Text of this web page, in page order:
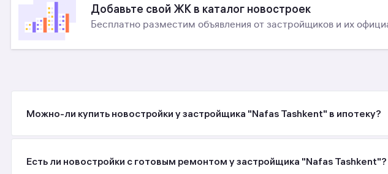
Добавьте свой ЖК в каталог новостроек
Бесплатно разместим объявления от застройщиков и их
Можно-ли купить новостройки у застройщика "Nafas Tashkent" в ипотеку?
Есть ли новостройки с готовым ремонтом у застройщика "Nafas Tashkent"?